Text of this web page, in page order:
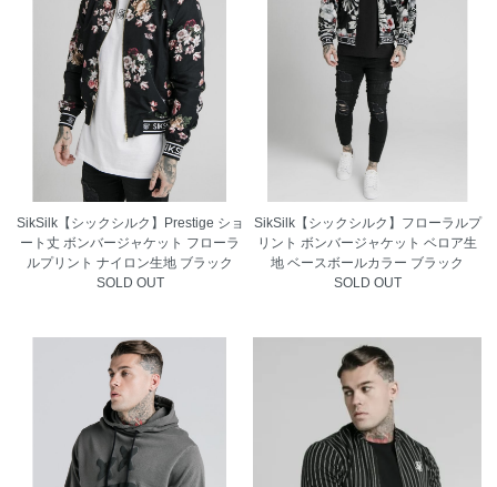
SikSilk【シックシルク】Prestige ショ
ート丈 ボンバージャケット フローラ
ルプリント ナイロン生地 ブラック
SOLD OUT
SikSilk【シックシルク】フローラルプ
リント ボンバージャケット ベロア生
地 ベースボールカラー ブラック
SOLD OUT